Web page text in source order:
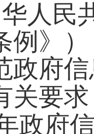
人民
例》
政府
关要
政府